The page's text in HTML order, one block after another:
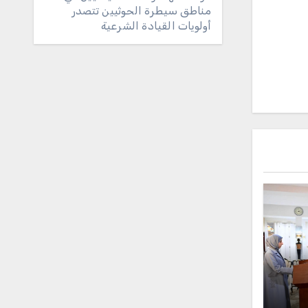
مناطق سيطرة الحوثيين تتصدر
أولويات القيادة الشرعية